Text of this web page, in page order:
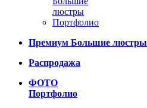
люстры
Портфолио
Премиум Большие люстры
Распродажа
ФОТО
Портфолио